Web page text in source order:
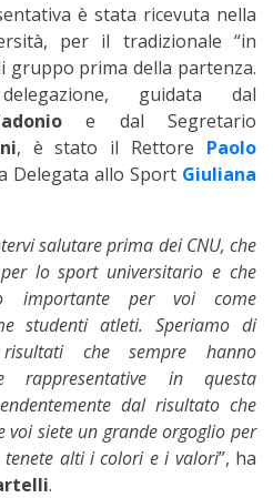
è stata ricevuta nella
per il tradizionale “in
gruppo prima della partenza.
guidata dal
e dal Segretario
, è stato il Rettore Paolo
Delegata allo Sport Giuliana
salutare prima dei CNU, che
lo sport universitario e che
importante per voi come
studenti atleti. Speriamo di
che sempre hanno
rappresentative in questa
dal risultato che
voi siete un grande orgoglio per
alti i colori e i valori”, ha
.